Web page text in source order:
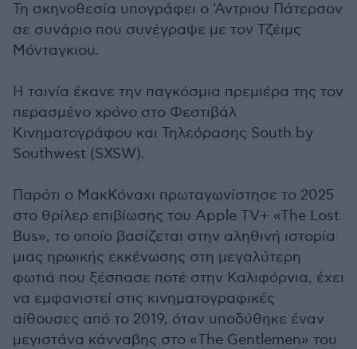
Τη σκηνοθεσία υπογράφει ο 'Αντριου Πάτερσον
σε συνάριο που συνέγραψε με τον Τζέιμς
Μόνταγκιου.
Η ταινία έκανε την παγκόσμια πρεμιέρα της τον
περασμένο χρόνο στο Φεστιβάλ
Κινηματογράφου και Τηλεόρασης South by
Southwest (SXSW).
Παρότι ο ΜακΚόναχι πρωταγωνίστησε το 2025
στο θρίλερ επιβίωσης του Apple TV+ «The Lost
Bus», το οποίο βασίζεται στην αληθινή ιστορία
μιας ηρωικής εκκένωσης στη μεγαλύτερη
φωτιά που ξέσπασε ποτέ στην Καλιφόρνια, έχει
να εμφανιστεί στις κινηματογραφικές
αίθουσες από το 2019, όταν υποδύθηκε έναν
μεγιστάνα κάνναβης στο «The Gentlemen» του